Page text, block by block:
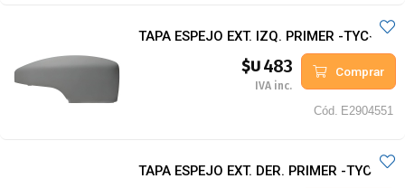
TAPA ESPEJO EXT. IZQ. PRIMER -TYC-
$U483
IVA inc.
Comprar
Cód. E2904551
TAPA ESPEJO EXT. DER. PRIMER -TYC-